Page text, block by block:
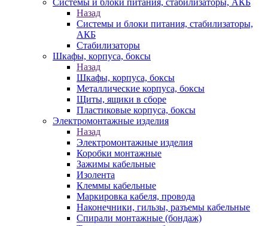
Системы и блоки питания, стабилизаторы, АКБ
Назад
Системы и блоки питания, стабилизаторы,
АКБ
Стабилизаторы
Шкафы, корпуса, боксы
Назад
Шкафы, корпуса, боксы
Металлические корпуса, боксы
Щиты, ящики в сборе
Пластиковые корпуса, боксы
Электромонтажные изделия
Назад
Электромонтажные изделия
Коробки монтажные
Зажимы кабельные
Изолента
Клеммы кабельные
Маркировка кабеля, провода
Наконечники, гильзы, разъемы кабельные
Спирали монтажные (бондаж)